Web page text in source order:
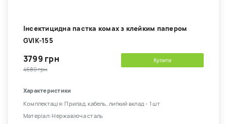
Інсектицидна пастка комах з клейким папером
GVIK-155
3799 грн
4680 грн
Купити
Характеристики
Комплектація: Прилад, кабель, липкий вклад - 1 шт
Матеріал: Нержавіюча сталь